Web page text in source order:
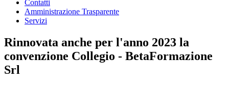
Contatti
Amministrazione Trasparente
Servizi
Rinnovata anche per l'anno 2023 la
convenzione Collegio - BetaFormazione
Srl